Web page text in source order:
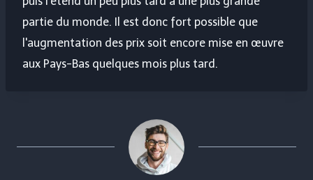
partie du monde. Il est donc fort possible que
l'augmentation des prix soit encore mise en œuvre
aux Pays-Bas quelques mois plus tard.